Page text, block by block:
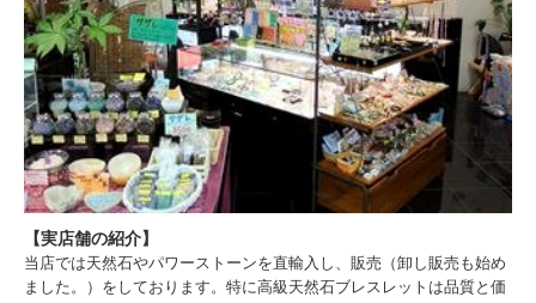
【実店舗の紹介】
当店では天然石やパワーストーンを直輸入し、販売（卸し販売も始め
ました。）をしております。特に高級天然石ブレスレットは品質と価